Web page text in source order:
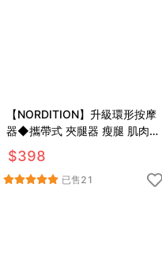
【NORDITION】升級環形按摩
器◆攜帶式 夾腿器 瘦腿 肌肉按
摩 滾筒 痠痛 美腿 撥筋 筋膜槍
瑜珈 滾輪
$398
已售21